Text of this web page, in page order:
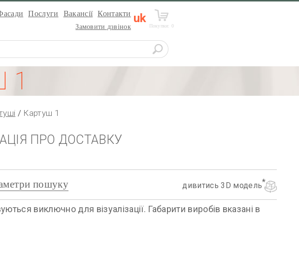
Послуги Вакансії Контакти
Замовити дзвінок
uk
Покупки: 0
1
Картуш 1
ПРО ДОСТАВКУ
дивитись 3D модель
пошуку
виключно для візуалізації. Габарити виробів вказані в